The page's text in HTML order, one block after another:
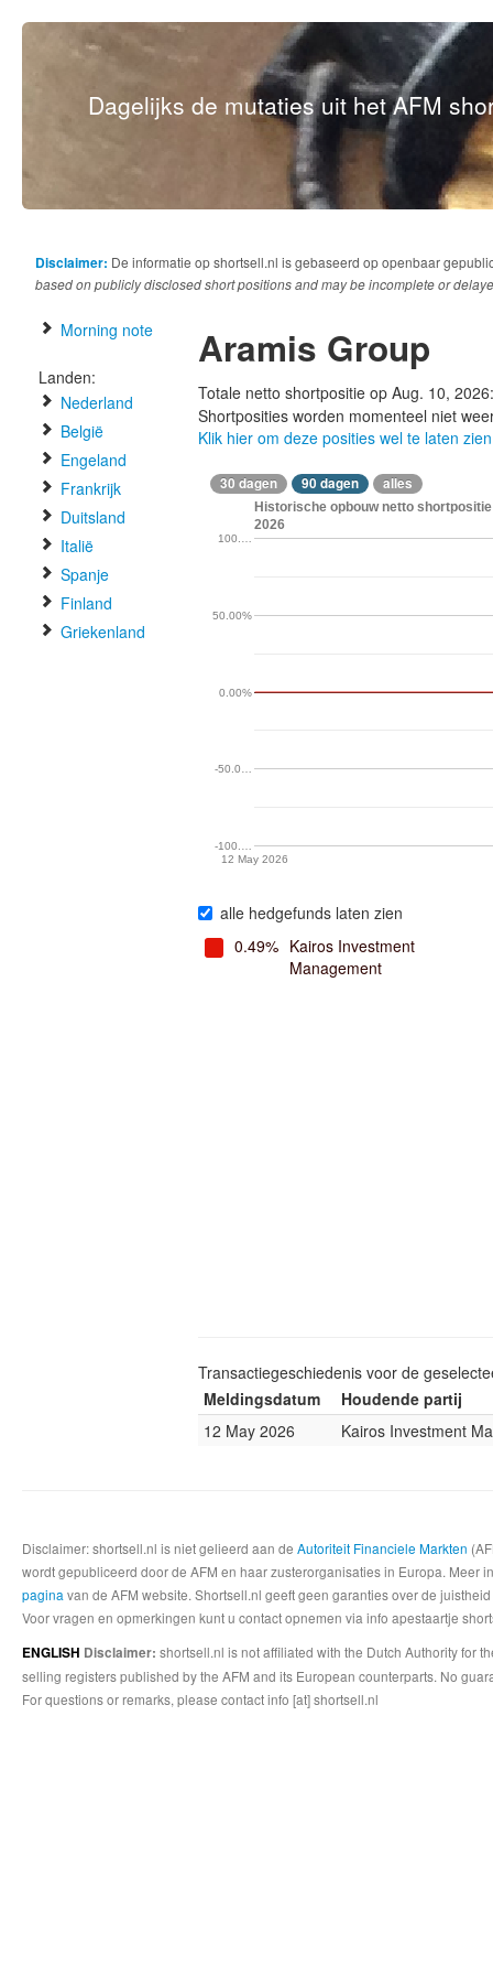
Dagelijks de mutaties uit het AFM
Disclaimer: De informatie op shortsell.nl is gebaseerd op openbaar
based on publicly disclosed short positions and may be incomplete or
Morning note
Landen:
Nederland
België
Engeland
Frankrijk
Duitsland
Italië
Spanje
Finland
Griekenland
Aramis Group
Totale netto shortpositie op Aug. 10,
Shortposities worden momenteel niet
Klik hier om deze posities wel te laten zien
30 dagen 90 dagen alles
Historische opbouw netto
2026
12 May 2026
-100.…
-50.0…
0.00%
50.00%
100.…
alle hedgefunds laten zien
0.49% Kairos Investment
Management
Transactiegeschiedenis voor de
Meldingsdatum
Houdende partij
12 May 2026
Kairos Investment
Disclaimer: shortsell.nl is niet gelieerd aan de Autoriteit Financiele Markten
wordt gepubliceerd door de AFM en haar zusterorganisaties in Europa.
pagina van de AFM website. Shortsell.nl geeft geen garanties over de
Voor vragen en opmerkingen kunt u contact opnemen via info apestaartje
ENGLISH Disclaimer: shortsell.nl is not affiliated with the Dutch Authority for
selling registers published by the AFM and its European counterparts. No
For questions or remarks, please contact info [at] shortsell.nl